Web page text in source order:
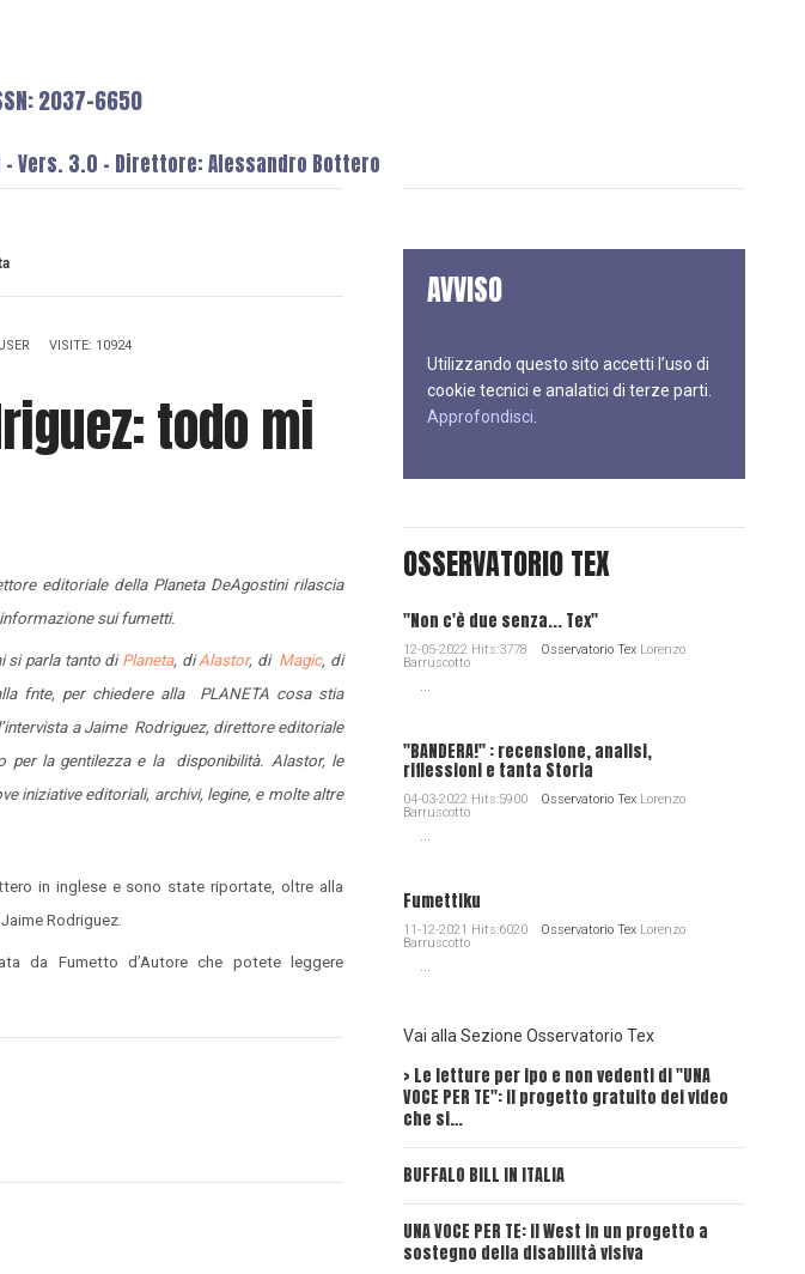
2037-6650
Vers. 3.0 - Direttore: Alessandro Bottero
VISITE: 10924
todo mi
editoriale della Planeta DeAgostini rilascia
sui fumetti.
si parla tanto di Planeta, diAlastor, di Magic, di
fnte, per chiedere alla PLANETA cosa stia
a Jaime Rodriguez, direttore editoriale
per la gentilezza e la disponibilità. Alastor, le
iniziative editoriali, archivi, legine, e molte altre
in inglese e sono state riportate, oltre alla
Rodriguez.
da Fumetto d’Autore che potete leggere
AVVISO
Utilizzando questo sito accetti l’uso di
cookie tecnici e analatici di terze parti.
Approfondisci
OSSERVATORIO TEX
"Non c'è due senza... Tex"
12-05-2022 Hits:3778 Osservatorio TexLorenzo
Barruscotto
...
"BANDERA!" : recensione, analisi,
riflessioni e tanta Storia
04-03-2022 Hits:5900 Osservatorio TexLorenzo
Barruscotto
...
Fumettiku
11-12-2021 Hits:6020 Osservatorio TexLorenzo
Barruscotto
...
Vai alla Sezione Osservatorio Tex
> Le letture per ipo e non vedenti di "UNA
VOCE PER TE": il progetto gratuito dei video
che si…
BUFFALO BILL IN ITALIA
UNA VOCE PER TE: il West in un progetto a
sostegno della disabilità visiva
UNA
UNA